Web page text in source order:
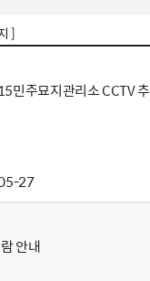
]
민주묘지관리소 CCTV
27
안내